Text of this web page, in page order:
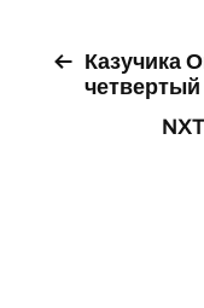
Казучика
четвертый